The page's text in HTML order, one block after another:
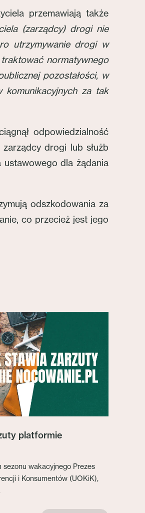
przemawiają także
(zarządcy) drogi nie
utrzymywanie drogi w
normatywnego
pozostałości, w
komunikacyjnych za tak
odpowiedzialność
drogi lub służb
ustawowego dla żądania
odszkodowania za
co przecież jest jego
platformie
sezonu wakacyjnego Prezes
i Konsumentów (UOKiK),